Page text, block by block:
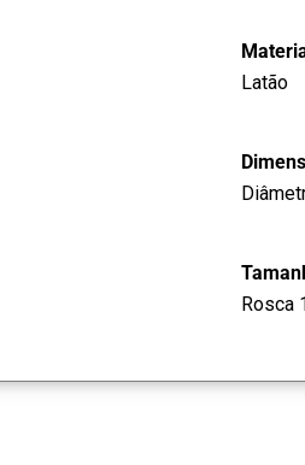
Latão
Rosca